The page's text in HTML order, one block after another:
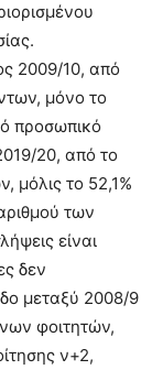
2009/10, από
μόνο το
προσωπικό
20, από το
μόλις το 52,1%
των
είναι
δεν
μεταξύ 2008/9
φοιτητών,
ν+2,